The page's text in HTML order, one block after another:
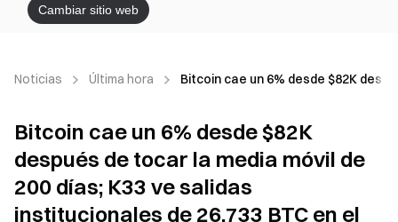
Cambiar sitio web
Noticias Última hora Bitcoin cae un 6% desde $82K
Bitcoin cae un 6% desde $82K
después de tocar la media móvil de
200 días; K33 ve salidas
institucionales de 26.733 BTC en el